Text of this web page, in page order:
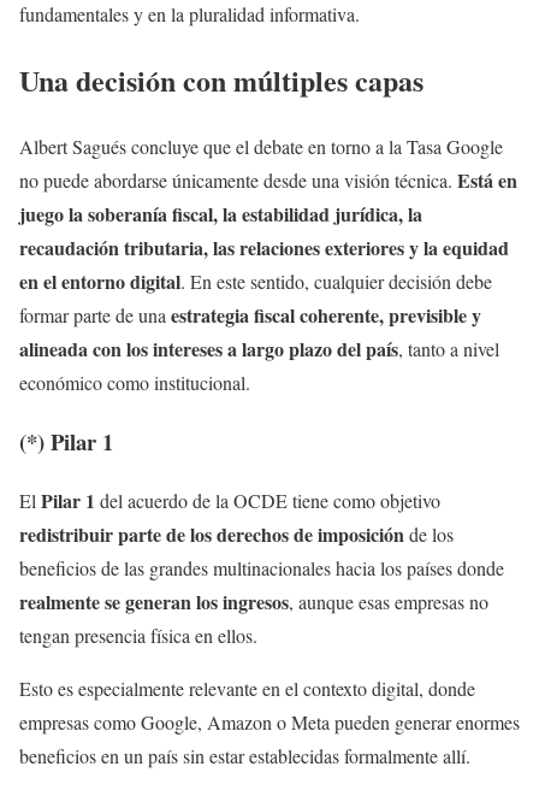
fundamentales y en la pluralidad informativa.
Una decisión con múltiples capas
Albert Sagués concluye que el debate en torno a la Tasa Google
no puede abordarse únicamente desde una visión técnica. Está en
juego la soberanía fiscal, la estabilidad jurídica, la
recaudación tributaria, las relaciones exteriores y la equidad
en el entorno digital. En este sentido, cualquier decisión debe
formar parte de una estrategia fiscal coherente, previsible y
alineada con los intereses a largo plazo del país, tanto a nivel
económico como institucional.
(*) Pilar 1
El Pilar 1 del acuerdo de la OCDE tiene como objetivo
redistribuir parte de los derechos de imposiciónde los
beneficios de las grandes multinacionales hacia los países donde
realmente se generan los ingresos, aunque esas empresas no
tengan presencia física en ellos.
Esto es especialmente relevante en el contexto digital, donde
empresas como Google, Amazon o Meta pueden generar enormes
beneficios en un país sin estar establecidas formalmente allí.